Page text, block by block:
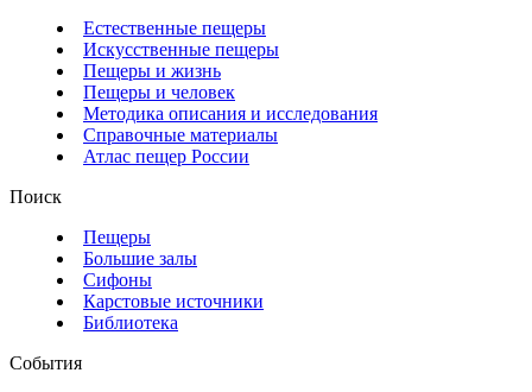
Естественные пещеры
Искусственные пещеры
Пещеры и жизнь
Пещеры и человек
Методика описания и исследования
Справочные материалы
Атлас пещер России
Поиск
Пещеры
Большие залы
Сифоны
Карстовые источники
Библиотека
События